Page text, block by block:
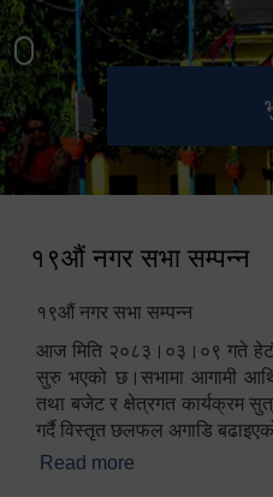
हेटौंडा
१९औं नगर सभा सम्पन्न
१९औं नगर सभा सम्पन्न
आज मिति २०८३।०३।०९ गते
सुरु भएको छ।सभामा आगामी
तथा बजेट र क्षेत्रगत कार्यक्रम
गर्दै विस्तृत छलफल अगाडि
Read more